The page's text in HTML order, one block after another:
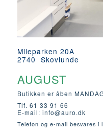
Mileparken 20A
2740 Skovlunde
AUGUST
Butikken er åben
Tlf. 61 33 91 66
E-mail: info@auro.dk
Telefon og e-mail besvares i